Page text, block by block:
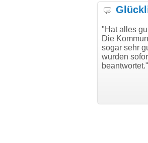
"Hat alles
Die
sogar sehr
wurden
beantwortet."